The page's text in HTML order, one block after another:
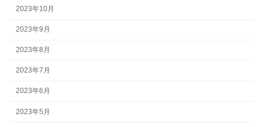
2023年10月
2023年9月
2023年8月
2023年7月
2023年6月
2023年5月